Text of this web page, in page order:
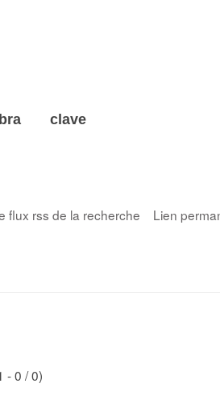
clave
flux rss de la recherche Lien
- 0 / 0)